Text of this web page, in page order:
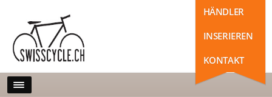
HÄNDLER
INSERIEREN
KONTAKT